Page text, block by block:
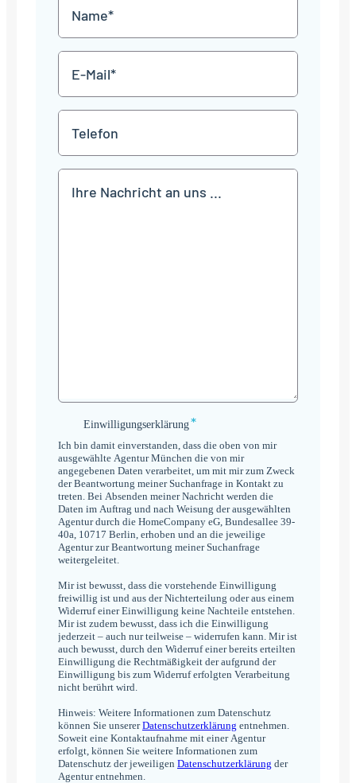
JJJJ
Mail
*
Einwilligungserklärung
Einwilligungserklärung*
Ich bin damit einverstanden, dass die oben von mir
ausgewählte Agentur München die von mir
angegebenen Daten verarbeitet, um mit mir zum Zweck
der Beantwortung meiner Suchanfrage in Kontakt zu
treten. Bei Absenden meiner Nachricht werden die
Daten im Auftrag und nach Weisung der ausgewählten
Agentur durch die HomeCompany eG, Bundesallee 39-
40a, 10717 Berlin, erhoben und an die jeweilige
Agentur zur Beantwortung meiner Suchanfrage
weitergeleitet.
Mir ist bewusst, dass die vorstehende Einwilligung
freiwillig ist und aus der Nichterteilung oder aus einem
Widerruf einer Einwilligung keine Nachteile entstehen.
Mir ist zudem bewusst, dass ich die Einwilligung
jederzeit – auch nur teilweise – widerrufen kann. Mir ist
auch bewusst, durch den Widerruf einer bereits erteilten
Einwilligung die Rechtmäßigkeit der aufgrund der
Einwilligung bis zum Widerruf erfolgten Verarbeitung
nicht berührt wird.
Hinweis: Weitere Informationen zum Datenschutz
können Sie unsererDatenschutzerklärung entnehmen.
Soweit eine Kontaktaufnahme mit einer Agentur
erfolgt, können Sie weitere Informationen zum
Datenschutz der jeweiligen Datenschutzerklärung der
Agentur entnehmen.